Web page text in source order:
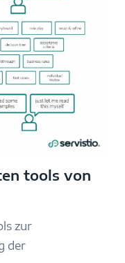
tools von
zur
der